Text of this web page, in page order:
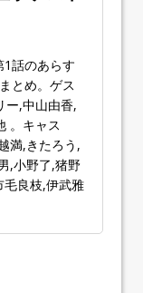
話のあらす
とめ。ゲス
ー,中山由香,
。キャス
満,きたろう,
,小野了,猪野
良枝,伊武雅